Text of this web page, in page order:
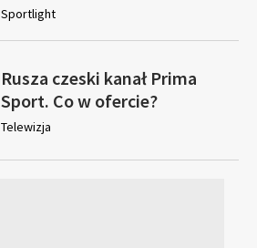
Sportlight
Rusza czeski kanał Prima
Sport. Co w ofercie?
Telewizja